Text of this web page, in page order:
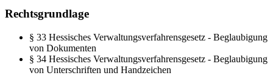
Rechtsgrundlage
§ 33 Hessisches Verwaltungsverfahrensgesetz - Beglaubigung
von Dokumenten
§ 34 Hessisches Verwaltungsverfahrensgesetz - Beglaubigung
von Unterschriften und Handzeichen